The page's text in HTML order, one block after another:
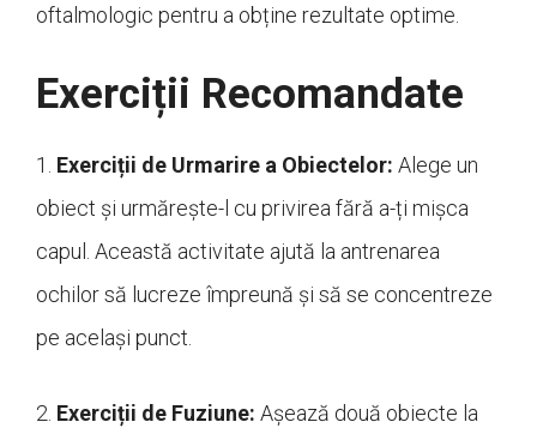
oftalmologic pentru a obține rezultate optime.
Exerciții Recomandate
1. Exerciții de Urmarire a Obiectelor: Alege un
obiect și urmărește-l cu privirea fără a-ți mișca
capul. Această activitate ajută la antrenarea
ochilor să lucreze împreună și să se concentreze
pe același punct.
2. Exerciții de Fuziune: Așează două obiecte la